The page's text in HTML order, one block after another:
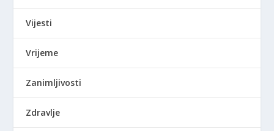
Vijesti
Vrijeme
Zanimljivosti
Zdravlje